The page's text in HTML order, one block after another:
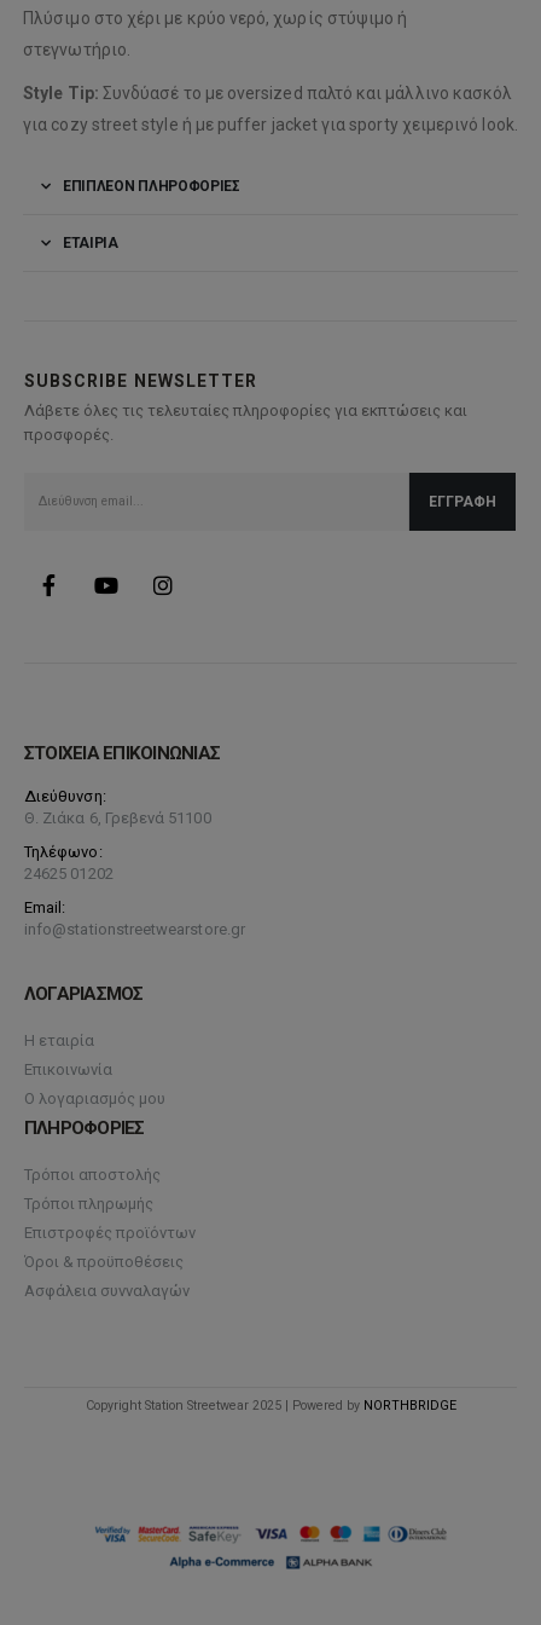
Πλύσιμο στο χέρι με κρύο νερό, χωρίς στύψιμο ή
στεγνωτήριο.
Style Tip: Συνδύασέ το με oversized παλτό και μάλλινο κασκόλ
για cozy street style ή με puffer jacket για sporty χειμερινό look.
ΕΠΙΠΛΈΟΝ ΠΛΗΡΟΦΟΡΊΕΣ
ΕΤΑΙΡΊΑ
SUBSCRIBE NEWSLETTER
Λάβετε όλες τις τελευταίες πληροφορίες για εκπτώσεις και
προσφορές.
ΣΤΟΙΧΕΙΑ ΕΠΙΚΟΙΝΩΝΙΑΣ
Διεύθυνση:
Θ. Ζιάκα 6, Γρεβενά 51100
Τηλέφωνο:
24625 01202
Email:
info@stationstreetwearstore.gr
ΛΟΓΑΡΙΑΣΜΟΣ
Η εταιρία
Επικοινωνία
Ο λογαριασμός μου
ΠΛΗΡΟΦΟΡΙΕΣ
Τρόποι αποστολής
Τρόποι πληρωμής
Επιστροφές προϊόντων
Όροι & προϋποθέσεις
Ασφάλεια συνναλαγών
Copyright Station Streetwear 2025 | Powered by NORTHBRIDGE